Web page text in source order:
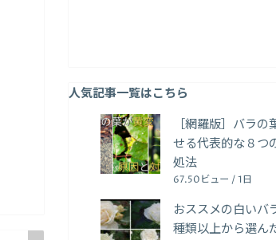
人気記事一覧はこちら
［網羅版］バラの
せる代表的な８つ
処法
67.50ビュー / 1日
おススメの白いバ
種類以上から選ん